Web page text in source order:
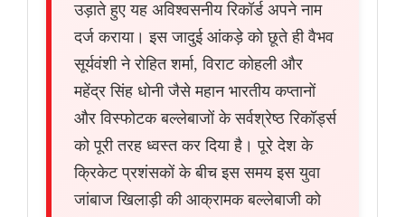
उड़ाते हुए यह अविश्वसनीय रिकॉर्ड अपने नाम
दर्ज कराया। इस जादुई आंकड़े को छूते ही वैभव
सूर्यवंशी ने रोहित शर्मा, विराट कोहली और
महेंद्र सिंह धोनी जैसे महान भारतीय कप्तानों
और विस्फोटक बल्लेबाजों के सर्वश्रेष्ठ रिकॉर्ड्स
को पूरी तरह ध्वस्त कर दिया है। पूरे देश के
क्रिकेट प्रशंसकों के बीच इस समय इस युवा
जांबाज खिलाड़ी की आक्रामक बल्लेबाजी को